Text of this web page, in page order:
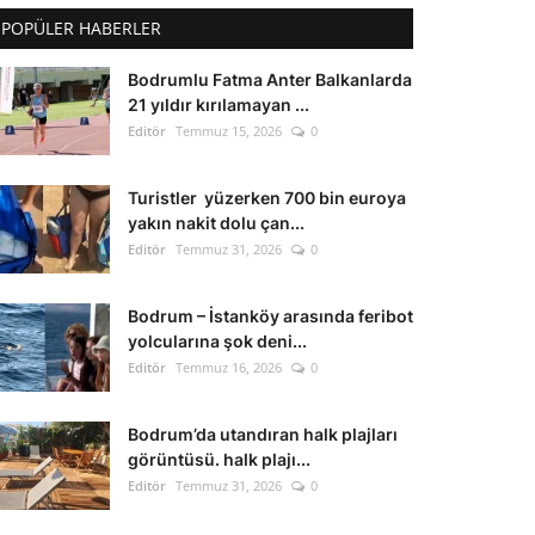
POPÜLER HABERLER
Bodrumlu Fatma Anter Balkanlarda
21 yıldır kırılamayan ...
Editör Temmuz 15, 2026 0
Turistler yüzerken 700 bin euroya
yakın nakit dolu çan...
Editör Temmuz 31, 2026 0
Bodrum – İstanköy arasında feribot
yolcularına şok deni...
Editör Temmuz 16, 2026 0
Bodrum’da utandıran halk plajları
görüntüsü. halk plajı...
Editör Temmuz 31, 2026 0